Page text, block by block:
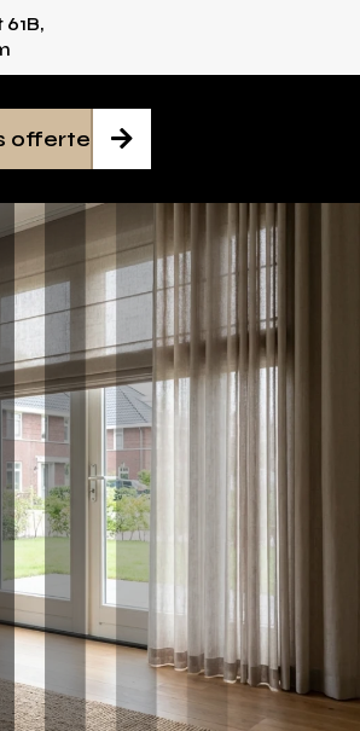

offerte